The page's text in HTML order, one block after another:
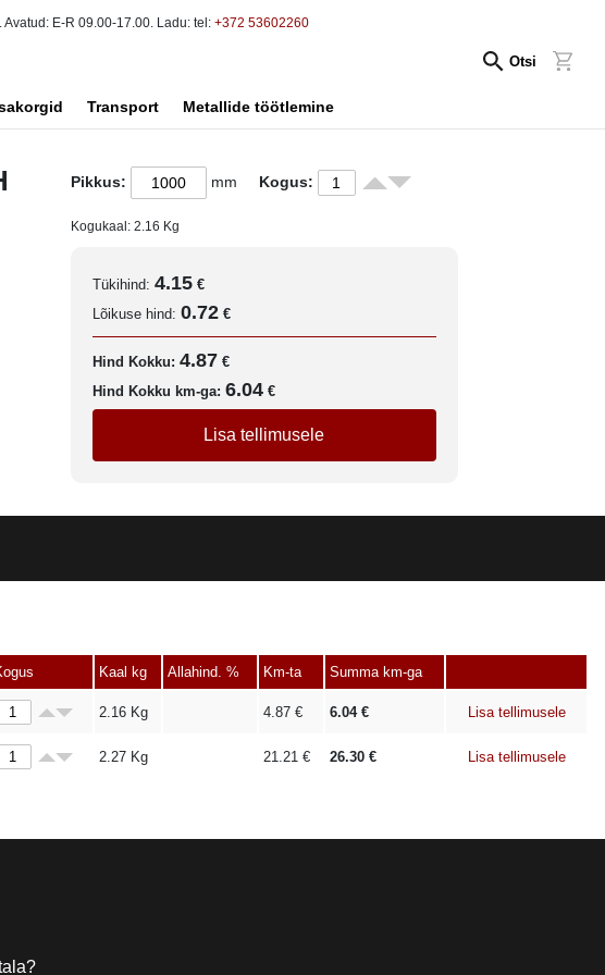
. Avatud: E-R 09.00-17.00. Ladu: tel: +372 53602260
Otsi
Transport Metallide töötlemine
Pikkus: mm Kogus:
Kogukaal: 2.16 Kg
Tükihind: 4.15 €
Lõikuse hind: 0.72 €
Hind Kokku: 4.87 €
Hind Kokku km-ga: 6.04 €
Lisa tellimusele
Kaal kg Allahind. % Km-ta Summa km-ga
2.16 Kg 4.87 € 6.04€ Lisa tellimusele
2.27 Kg 21.21 € 26.30 € Lisa tellimusele